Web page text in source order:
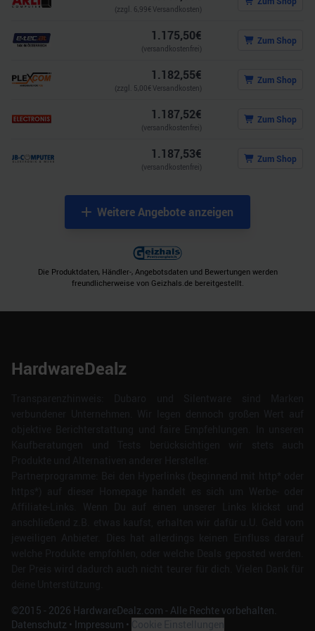
(zzgl. 6,99€ Versandkosten)
1.175,50€
(versandkostenfrei)
Zum Shop
1.182,55€
(zzgl. 5,00€ Versandkosten)
Zum Shop
1.187,52€
(versandkostenfrei)
Zum Shop
1.187,53€
(versandkostenfrei)
Zum Shop
Weitere Angebote anzeigen
Die Produktdaten, Händler-, Angebotsdaten und Bewertungen werden
freundlicherweise von Geizhals.de bereitgestellt.
HardwareDealz
©2015 - 2026 HardwareDealz.com - Alle Rechte vorbehalten.
Datenschutz • Impressum •